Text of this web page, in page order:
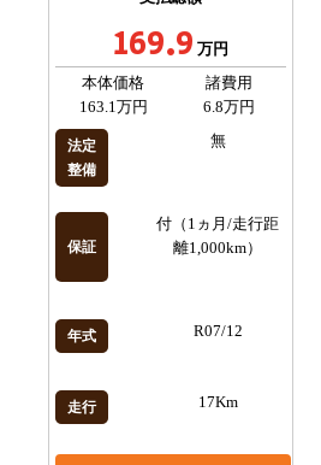
169.9 万円
本体価格
163.1万円
諸費用
6.8万円
法定
整備
無
保証
付（1ヵ月/走行距
離1,000km）
年式 R07/12
走行 17Km